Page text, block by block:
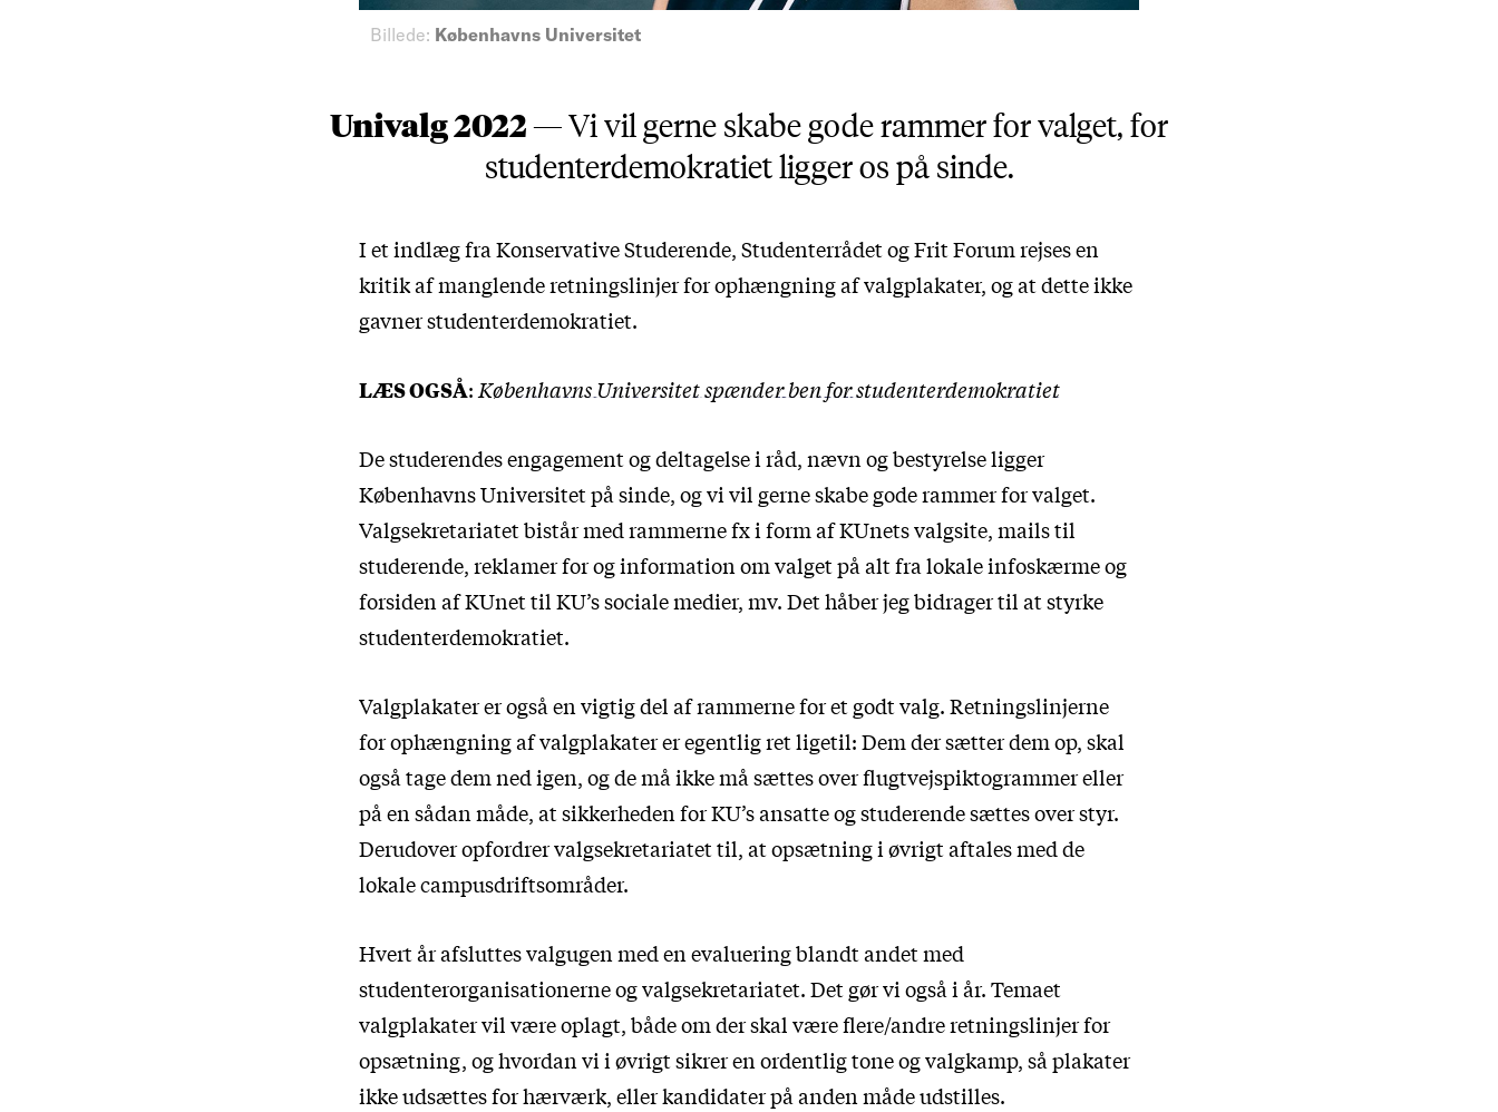
Billede: Københavns Universitet
Univalg 2022 —Vi vil gerne skabe gode rammer for valget, for
studenterdemokratiet ligger os på sinde.
I et indlæg fra Konservative Studerende, Studenterrådet og Frit Forum rejses en
kritik af manglende retningslinjer for ophængning af valgplakater, og at dette ikke
gavner studenterdemokratiet.
LÆS OGSÅ:Københavns Universitet spænder ben for studenterdemokratiet
De studerendes engagement og deltagelse i råd, nævn og bestyrelse ligger
Københavns Universitet på sinde, og vi vil gerne skabe gode rammer for valget.
Valgsekretariatet bistår med rammerne fx i form af KUnets valgsite, mails til
studerende, reklamer for og information om valget på alt fra lokale infoskærme og
forsiden af KUnet til KU’s sociale medier, mv. Det håber jeg bidrager til at styrke
studenterdemokratiet.
Valgplakater er også en vigtig del af rammerne for et godt valg. Retningslinjerne
for ophængning af valgplakater er egentlig ret ligetil: Dem der sætter dem op, skal
også tage dem ned igen, og de må ikke må sættes over flugtvejspiktogrammer eller
på en sådan måde, at sikkerheden for KU’s ansatte og studerende sættes over styr.
Derudover opfordrer valgsekretariatet til, at opsætning i øvrigt aftales med de
lokale campusdriftsområder.
Hvert år afsluttes valgugen med en evaluering blandt andet med
studenterorganisationerne og valgsekretariatet. Det gør vi også i år. Temaet
valgplakater vil være oplagt, både om der skal være flere/andre retningslinjer for
opsætning, og hvordan vi i øvrigt sikrer en ordentlig tone og valgkamp, så plakater
ikke udsættes for hærværk, eller kandidater på anden måde udstilles.